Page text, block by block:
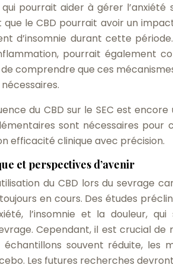
pourrait aider à gérer l’anxiété
le CBD pourrait avoir un
d’insomnie durant cette
pourrait également
comprendre que ces
du CBD sur le SEC est
sont nécessaires
efficacité clinique avec précision.
et perspectives d’avenir
du CBD lors du sevrage
en cours. Des études
l’insomnie et la douleur,
Cependant, il est crucial de
souvent réduite, les
Les futures recherches